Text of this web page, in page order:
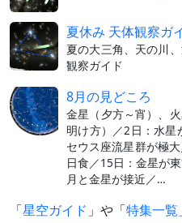
夏休み 天体観察ガ
夏の大三角、天の川
観察ガイド
8月の見どころ
金星（夕方～宵）、
明け方）／2日：水
セウス座流星群が極
日食／15日：金星が
月と金星が接近／…
「星空ガイド 」や「特集一覧